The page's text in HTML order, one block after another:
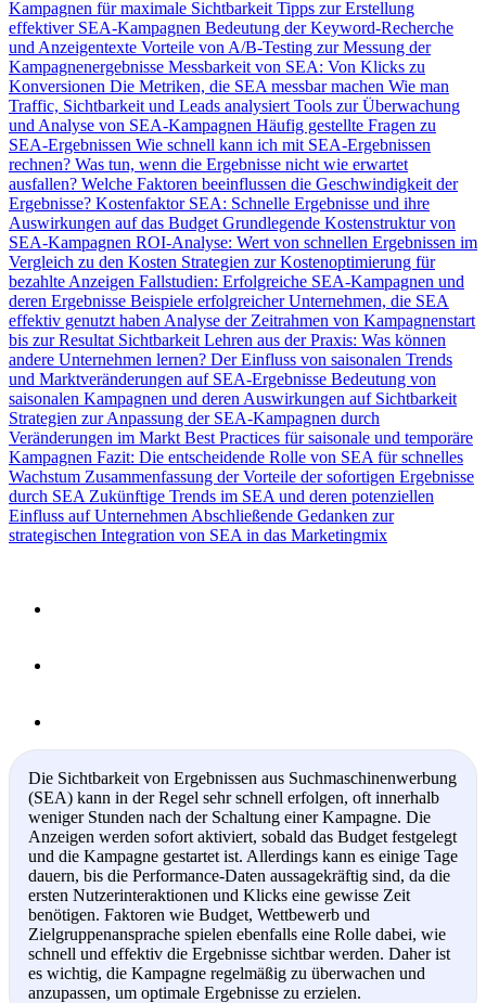
Kampagnen für maximale Sichtbarkeit Tipps zur Erstellung
effektiver SEA-Kampagnen Bedeutung der Keyword-Recherche
und Anzeigentexte Vorteile von A/B-Testing zur Messung der
Kampagnenergebnisse Messbarkeit von SEA: Von Klicks zu
Konversionen Die Metriken, die SEA messbar machen Wie man
Traffic, Sichtbarkeit und Leads analysiert Tools zur Überwachung
und Analyse von SEA-Kampagnen Häufig gestellte Fragen zu
SEA-Ergebnissen Wie schnell kann ich mit SEA-Ergebnissen
rechnen? Was tun, wenn die Ergebnisse nicht wie erwartet
ausfallen? Welche Faktoren beeinflussen die Geschwindigkeit der
Ergebnisse? Kostenfaktor SEA: Schnelle Ergebnisse und ihre
Auswirkungen auf das Budget Grundlegende Kostenstruktur von
SEA-Kampagnen ROI-Analyse: Wert von schnellen Ergebnissen im
Vergleich zu den Kosten Strategien zur Kostenoptimierung für
bezahlte Anzeigen Fallstudien: Erfolgreiche SEA-Kampagnen und
deren Ergebnisse Beispiele erfolgreicher Unternehmen, die SEA
effektiv genutzt haben Analyse der Zeitrahmen von Kampagnenstart
bis zur Resultat Sichtbarkeit Lehren aus der Praxis: Was können
andere Unternehmen lernen? Der Einfluss von saisonalen Trends
und Marktveränderungen auf SEA-Ergebnisse Bedeutung von
saisonalen Kampagnen und deren Auswirkungen auf Sichtbarkeit
Strategien zur Anpassung der SEA-Kampagnen durch
Veränderungen im Markt Best Practices für saisonale und temporäre
Kampagnen Fazit: Die entscheidende Rolle von SEA für schnelles
Wachstum Zusammenfassung der Vorteile der sofortigen Ergebnisse
durch SEA Zukünftige Trends im SEA und deren potenziellen
Einfluss auf Unternehmen Abschließende Gedanken zur
strategischen Integration von SEA in das Marketingmix
Die Sichtbarkeit von Ergebnissen aus Suchmaschinenwerbung
(SEA) kann in der Regel sehr schnell erfolgen, oft innerhalb
weniger Stunden nach der Schaltung einer Kampagne. Die
Anzeigen werden sofort aktiviert, sobald das Budget festgelegt
und die Kampagne gestartet ist. Allerdings kann es einige Tage
dauern, bis die Performance-Daten aussagekräftig sind, da die
ersten Nutzerinteraktionen und Klicks eine gewisse Zeit
benötigen. Faktoren wie Budget, Wettbewerb und
Zielgruppenansprache spielen ebenfalls eine Rolle dabei, wie
schnell und effektiv die Ergebnisse sichtbar werden. Daher ist
es wichtig, die Kampagne regelmäßig zu überwachen und
anzupassen, um optimale Ergebnisse zu erzielen.